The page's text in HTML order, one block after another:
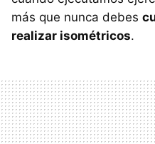
más que nunca debes
realizar isométricos.